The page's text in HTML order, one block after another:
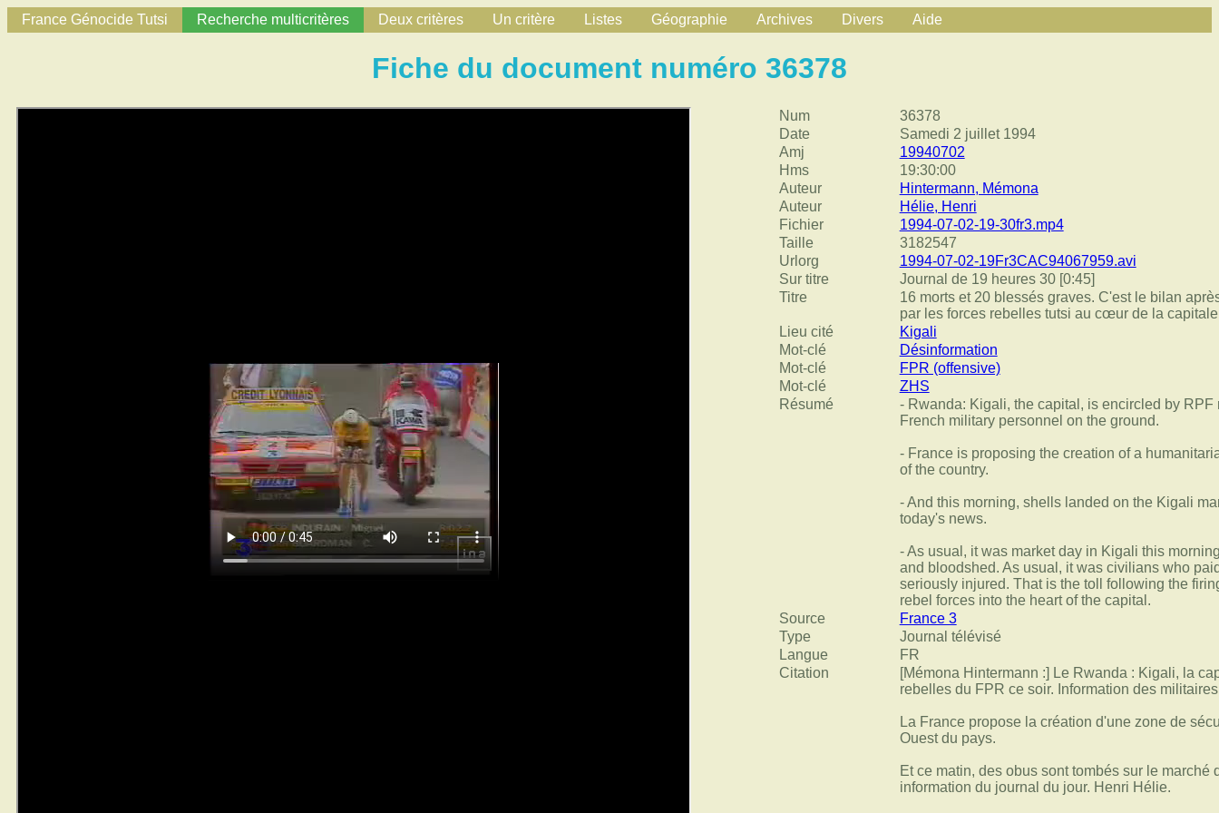
France Génocide Tutsi Recherche multicritères Deux critères Un critère Listes Géographie Archives Divers Aide
Fiche du document numéro 36378
Num
36378
Date
Samedi 2 juillet 1994
Amj
19940702
Hms
19:30:00
Auteur
Hintermann, Mémona
Auteur
Hélie, Henri
Fichier
1994-07-02-19-30fr3.mp4
Taille
3182547
Urlorg
1994-07-02-19Fr3CAC94067959.avi
Sur titre
Journal de 19 heures 30 [0:45]
Titre
16 morts et 20 blessés graves. C'est le bilan
par les forces rebelles tutsi au cœur de la capitale
Lieu cité
Kigali
Mot-clé
Désinformation
Mot-clé
FPR (offensive)
Mot-clé
ZHS
Résumé
- Rwanda: Kigali, the capital, is encircled by
French military personnel on the ground.
- France is proposing the creation of a
of the country.
- And this morning, shells landed on the Kigali
today's news.
- As usual, it was market day in Kigali this
and bloodshed. As usual, it was civilians who
seriously injured. That is the toll following the
rebel forces into the heart of the capital.
Source
France 3
Type
Journal télévisé
Langue
FR
Citation
[Mémona Hintermann :] Le Rwanda : Kigali, la
rebelles du FPR ce soir. Information des
La France propose la création d'une zone de
Ouest du pays.
Et ce matin, des obus sont tombés sur le marché
information du journal du jour. Henri Hélie.